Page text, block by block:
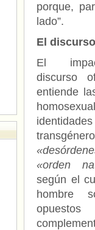
porque,
lado”.
El
El
discurso
entiende
identidades
«orden
según el
hombre